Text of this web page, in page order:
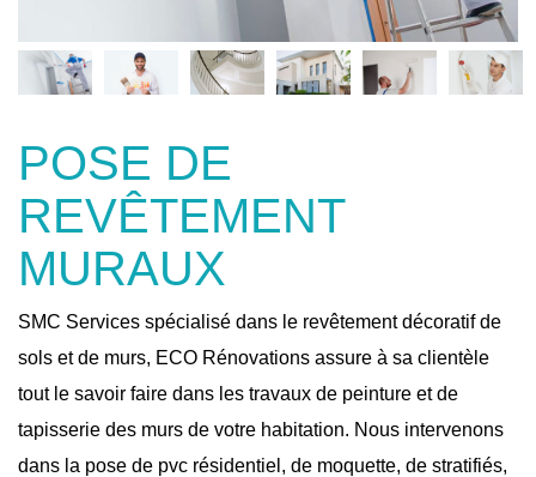
POSE DE
REVÊTEMENT
MURAUX
SMC Services spécialisé dans le revêtement décoratif de
sols et de murs, ECO Rénovations assure à sa clientèle
tout le savoir faire dans les travaux de peinture et de
tapisserie des murs de votre habitation. Nous intervenons
dans la pose de pvc résidentiel, de moquette, de stratifiés,